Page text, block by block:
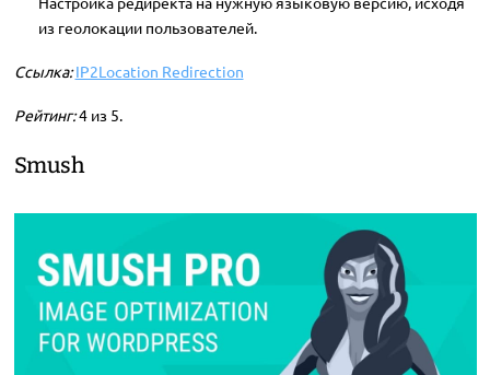
из геолокации пользователей.
Ссылка: IP2Location Redirection
Рейтинг:4 из 5.
Smush